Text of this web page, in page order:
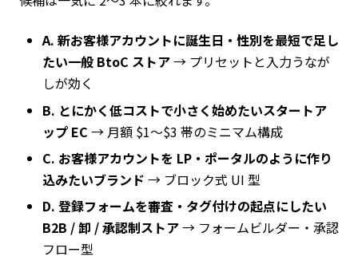
A. 新お客様アカウントに誕生日・性別を最短で足し
たい一般 BtoC ストア→ プリセットと入力うなが
しが効く
B. とにかく低コストで小さく始めたいスタートア
ップ EC → 月額 $1〜$3 帯のミニマム構成
C. お客様アカウントを LP・ポータルのように作り
込みたいブランド → ブロック式 UI 型
D. 登録フォームを審査・タグ付けの起点にしたい
B2B / 卸 / 承認制ストア→ フォームビルダー・承認
フロー型